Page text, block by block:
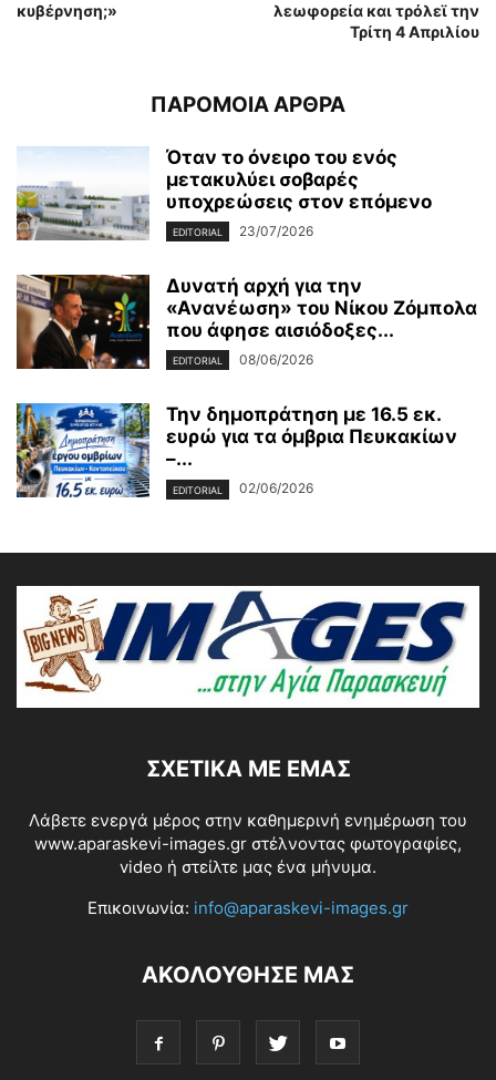
κυβέρνηση;»
λεωφορεία και τρόλεϊ την
Τρίτη 4 Απριλίου
ΠΑΡΟΜΟΙΑ ΑΡΘΡΑ
Όταν το όνειρο του ενός
μετακυλύει σοβαρές
υποχρεώσεις στον επόμενο
EDITORIAL 23/07/2026
Δυνατή αρχή για την
«Ανανέωση» του Νίκου Ζόμπολα
που άφησε αισιόδοξες...
EDITORIAL 08/06/2026
Την δημοπράτηση με 16.5 εκ.
ευρώ για τα όμβρια Πευκακίων
–...
EDITORIAL 02/06/2026
ΣΧΕΤΙΚΆ ΜΕ ΕΜΆΣ
Λάβετε ενεργά μέρος στην καθημερινή ενημέρωση του
www.aparaskevi-images.gr στέλνοντας φωτογραφίες,
video ή στείλτε μας ένα μήνυμα.
Επικοινωνία: info@aparaskevi-images.gr
ΑΚΟΛΟΥΘΗΣΕ ΜΑΣ